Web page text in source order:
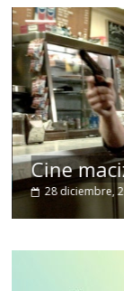
Cine
28 diciembre,